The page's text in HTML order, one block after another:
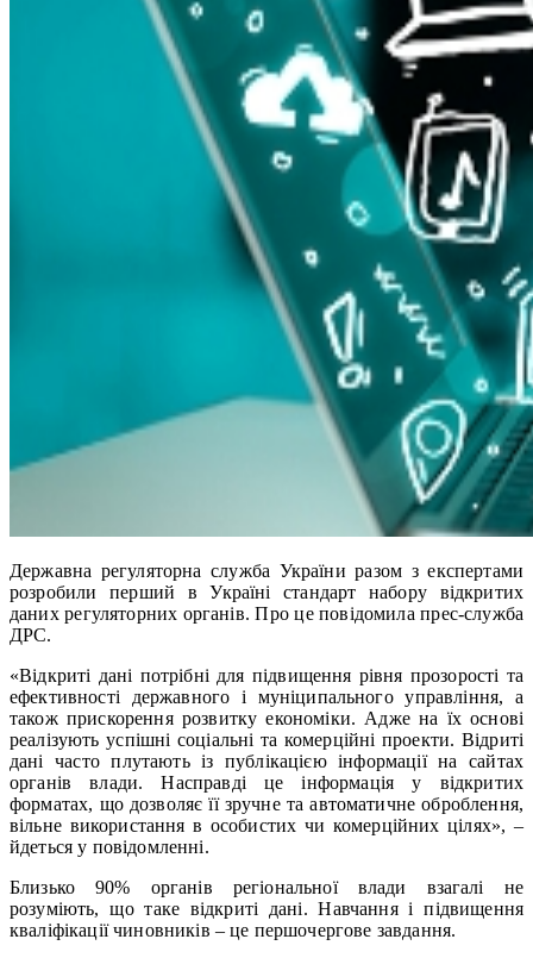
Державна регуляторна служба України разом з експертами
розробили перший в Україні стандарт набору відкритих
даних регуляторних органів. Про це повідомила прес-служба
ДРС.
«Відкриті дані потрібні для підвищення рівня прозорості та
ефективності державного і муніципального управління, а
також прискорення розвитку економіки. Адже на їх основі
реалізують успішні соціальні та комерційні проекти. Відриті
дані часто плутають із публікацією інформації на сайтах
органів влади. Насправді це інформація у відкритих
форматах, що дозволяє її зручне та автоматичне оброблення,
вільне використання в особистих чи комерційних цілях», –
йдеться у повідомленні.
Близько 90% органів регіональної влади взагалі не
розуміють, що таке відкриті дані. Навчання і підвищення
кваліфікації чиновників – це першочергове завдання.